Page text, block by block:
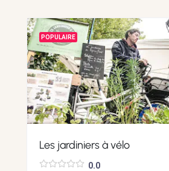
POPULAIRE
Les jardiniers à vélo
0.0